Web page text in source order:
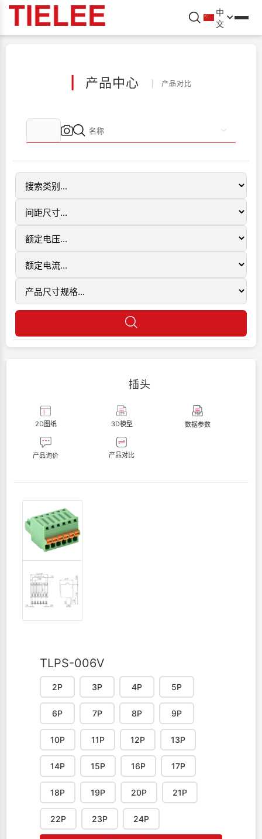
中
文
产品中心 产品对比
插头
2D图纸 3D模型 数据参数
产品询价 产品对比
TLPS-006V
2P 3P 4P 5P
6P 7P 8P 9P
10P 11P 12P 13P
14P 15P 16P 17P
18P 19P 20P 21P
22P 23P 24P